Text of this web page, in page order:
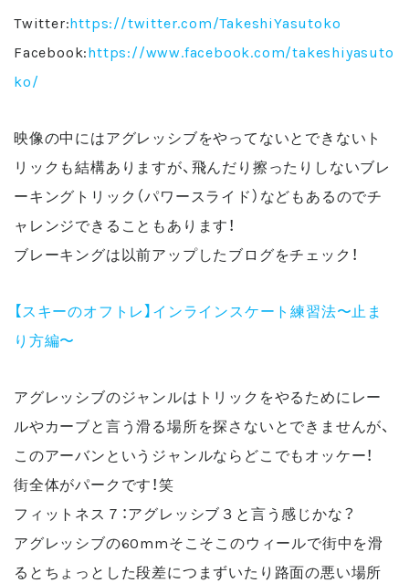
Twitter:https://twitter.com/TakeshiYasutoko
Facebook:https://www.facebook.com/takeshiyasuto
ko/
映像の中にはアグレッシブをやってないとできないト
リックも結構ありますが、飛んだり擦ったりしないブレ
ーキングトリック（パワースライド）などもあるのでチ
ャレンジできることもあります！
ブレーキングは以前アップしたブログをチェック！
【スキーのオフトレ】インラインスケート練習法〜止ま
り方編〜
アグレッシブのジャンルはトリックをやるためにレー
ルやカーブと言う滑る場所を探さないとできませんが、
このアーバンというジャンルならどこでもオッケー！
街全体がパークです！笑
フィットネス７：アグレッシブ３と言う感じかな？
アグレッシブの60mmそこそこのウィールで街中を滑
るとちょっとした段差につまずいたり路面の悪い場所